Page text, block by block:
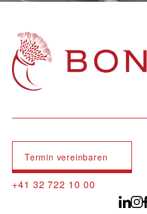
Navigation principale
Termin vereinbaren
+41 32 722 10 00